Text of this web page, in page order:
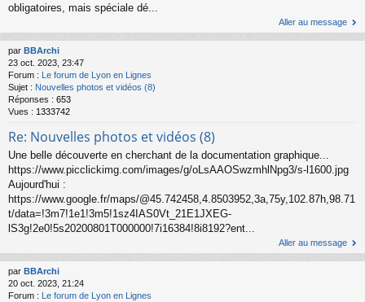
obligatoires, mais spéciale dé...
Aller au message
par BBArchi
23 oct. 2023, 23:47
Forum : Le forum de Lyon en Lignes
Sujet : Nouvelles photos et vidéos (8)
Réponses : 653
Vues : 1333742
Re: Nouvelles photos et vidéos (8)
Une belle découverte en cherchant de la documentation graphique...
https://www.picclickimg.com/images/g/oLsAAOSwzmhlNpg3/s-l1600.jpg
Aujourd'hui :
https://www.google.fr/maps/@45.742458,4.8503952,3a,75y,102.87h,98.71
t/data=!3m7!1e1!3m5!1sz4IAS0Vt_21E1JXEG-
lS3g!2e0!5s20200801T000000!7i16384!8i8192?ent...
Aller au message
par BBArchi
20 oct. 2023, 21:24
Forum :
Le forum de Lyon en Lignes